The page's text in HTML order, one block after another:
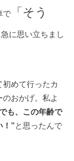
で
「そう
急に思い立ちまし
めて行ったカ
おかげ。私よ
も、この年齢で
！”と思ったんで